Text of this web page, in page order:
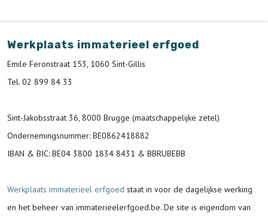
Werkplaats immaterieel erfgoed
Emile Feronstraat 153, 1060 Sint-Gillis
Tel. 02 899 84 33
Sint-Jakobsstraat 36, 8000 Brugge (maatschappelijke zetel)
Ondernemingsnummer: BE0862418882
IBAN & BIC: BE04 3800 1834 8431 & BBRUBEBB
Werkplaats immaterieel erfgoed staat in voor de dagelijkse werking
en het beheer van immaterieelerfgoed.be. De site is eigendom van